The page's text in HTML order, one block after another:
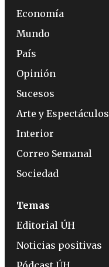
Economía
Mundo
País
Opinión
Sucesos
Arte y Espectáculos
Interior
Correo Semanal
Sociedad
Temas
Editorial ÚH
Noticias positivas